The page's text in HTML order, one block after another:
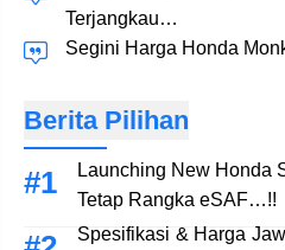
Terjangkau…
Segini Harga Honda
Berita Pilihan
Launching New Honda
Tetap Rangka eSAF…!!
Spesifikasi & Harga